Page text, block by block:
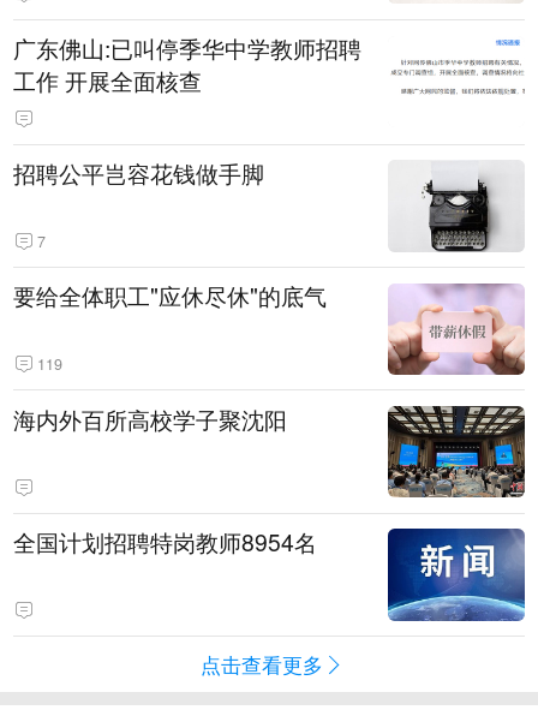
广东佛山:已叫停季华中学教师招聘
工作 开展全面核查
招聘公平岂容花钱做手脚
7
要给全体职工"应休尽休"的底气
119
海内外百所高校学子聚沈阳
全国计划招聘特岗教师8954名
点击查看更多